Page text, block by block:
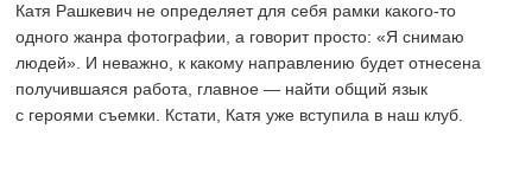
Катя Рашкевич не определяет для себя рамки какого-то
одного жанра фотографии, а говорит просто: «Я снимаю
людей». И неважно, к какому направлению будет отнесена
получившаяся работа, главное — найти общий язык
с героями съемки. Кстати, Катя уже вступила в наш клуб.